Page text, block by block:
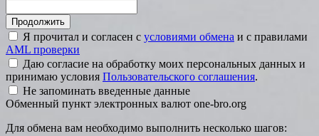
Я прочитал и согласен с условиями обмена и с правилами
AML проверки
Даю согласие на обработку моих персональных данных и
принимаю условия Пользовательского соглашения.
Не запоминать введенные данные
Обменный пункт электронных валют one-bro.org
Для обмена вам необходимо выполнить несколько шагов: